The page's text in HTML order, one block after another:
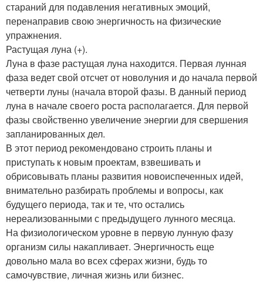
стараний для подавления негативных эмоций,
перенаправив свою энергичность на физические
упражнения.
Растущая луна (+).
Луна в фазе растущая луна находится. Первая лунная
фаза ведет свой отсчет от новолуния и до начала первой
четверти луны (начала второй фазы. В данный период
луна в начале своего роста располагается. Для первой
фазы свойственно увеличение энергии для свершения
запланированных дел.
В этот период рекомендовано строить планы и
приступать к новым проектам, взвешивать и
обрисовывать планы развития новоиспеченных идей,
внимательно разбирать проблемы и вопросы, как
будущего периода, так и те, что остались
нереализованными с предыдущего лунного месяца.
На физиологическом уровне в первую лунную фазу
организм силы накапливает. Энергичность еще
довольно мала во всех сферах жизни, будь то
самочувствие, личная жизнь или бизнес.